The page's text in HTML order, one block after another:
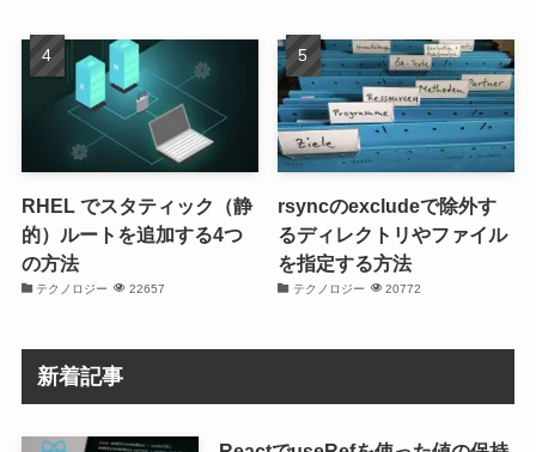
RHEL でスタティック（静
的）ルートを追加する4つ
の方法
テクノロジー 22657
rsyncのexcludeで除外す
るディレクトリやファイル
を指定する方法
テクノロジー 20772
新着記事